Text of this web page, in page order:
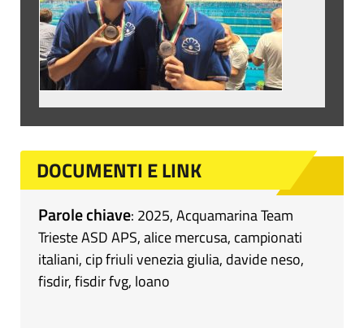
DOCUMENTI E LINK
Parole chiave: 2025,Acquamarina Team
Trieste ASD APS,alice mercusa, campionati
italiani, cip friuli venezia giulia, davide neso,
fisdir,fisdir fvg, loano